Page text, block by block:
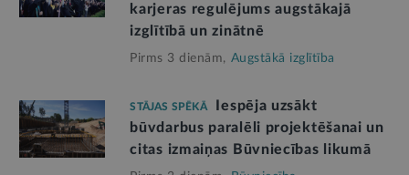
karjeras regulējums augstākajā
izglītībā un zinātnē
Pirms 3 dienām, Augstākā izglītība
STĀJAS SPĒKĀ
Iespēja uzsākt
būvdarbus paralēli projektēšanai un
citas izmaiņas Būvniecības likumā